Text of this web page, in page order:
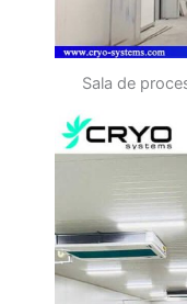
Sala de